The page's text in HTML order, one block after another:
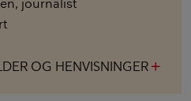
OG HENVISNINGER